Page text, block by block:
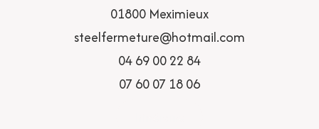
01800 Meximieux
steelfermeture@hotmail.com
04 69 00 22 84
07 60 07 18 06